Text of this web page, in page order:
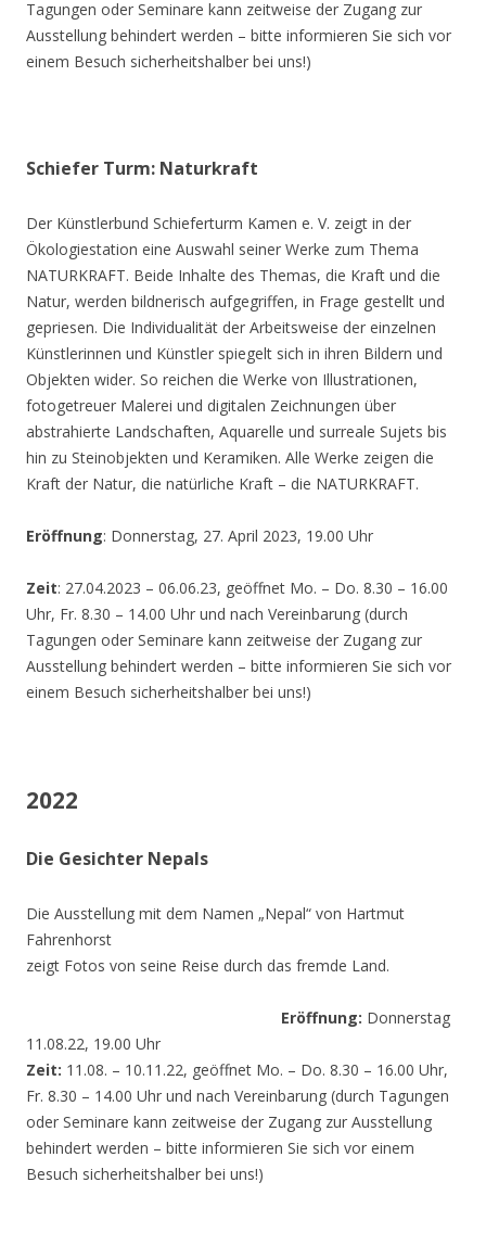
Tagungen oder Seminare kann zeitweise der Zugang zur
Ausstellung behindert werden – bitte informieren Sie sich vor
einem Besuch sicherheitshalber bei uns!)
Schiefer Turm: Naturkraft
Der Künstlerbund Schieferturm Kamen e. V. zeigt in der
Ökologiestation eine Auswahl seiner Werke zum Thema
NATURKRAFT. Beide Inhalte des Themas, die Kraft und die
Natur, werden bildnerisch aufgegriffen, in Frage gestellt und
gepriesen. Die Individualität der Arbeitsweise der einzelnen
Künstlerinnen und Künstler spiegelt sich in ihren Bildern und
Objekten wider. So reichen die Werke von Illustrationen,
fotogetreuer Malerei und digitalen Zeichnungen über
abstrahierte Landschaften, Aquarelle und surreale Sujets bis
hin zu Steinobjekten und Keramiken. Alle Werke zeigen die
Kraft der Natur, die natürliche Kraft – die NATURKRAFT.
Eröffnung: Donnerstag, 27. April 2023, 19.00 Uhr
Zeit: 27.04.2023 – 06.06.23, geöffnet Mo. – Do. 8.30 – 16.00
Uhr, Fr. 8.30 – 14.00 Uhr und nach Vereinbarung (durch
Tagungen oder Seminare kann zeitweise der Zugang zur
Ausstellung behindert werden – bitte informieren Sie sich vor
einem Besuch sicherheitshalber bei uns!)
2022
Die Gesichter Nepals
Die Ausstellung mit dem Namen „Nepal“ von Hartmut
Fahrenhorst
zeigt Fotos von seine Reise durch das fremde Land.
Eröffnung: Donnerstag
11.08.22, 19.00 Uhr
Zeit: 11.08. – 10.11.22, geöffnet Mo. – Do. 8.30 – 16.00 Uhr,
Fr. 8.30 – 14.00 Uhr und nach Vereinbarung (durch Tagungen
oder Seminare kann zeitweise der Zugang zur Ausstellung
behindert werden – bitte informieren Sie sich vor einem
Besuch sicherheitshalber bei uns!)